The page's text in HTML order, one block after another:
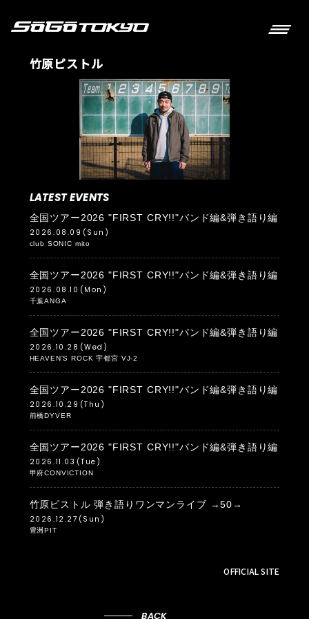
竹原ピストル
LATEST EVENTS
全国ツアー2026 "FIRST CRY!!"バンド編&弾き語り編
2026.08.09 (Sun)
club SONIC mito
全国ツアー2026 "FIRST CRY!!"バンド編&弾き語り編
2026.08.10 (Mon)
千葉ANGA
全国ツアー2026 "FIRST CRY!!"バンド編&弾き語り編
2026.10.28 (Wed)
HEAVEN'S ROCK 宇都宮 VJ-2
全国ツアー2026 "FIRST CRY!!"バンド編&弾き語り編
2026.10.29 (Thu)
前橋DYVER
全国ツアー2026 "FIRST CRY!!"バンド編&弾き語り編
2026.11.03 (Tue)
甲府CONVICTION
竹原ピストル 弾き語りワンマンライブ →50→
2026.12.27 (Sun)
豊洲PIT
OFFICIAL SITE
BACK